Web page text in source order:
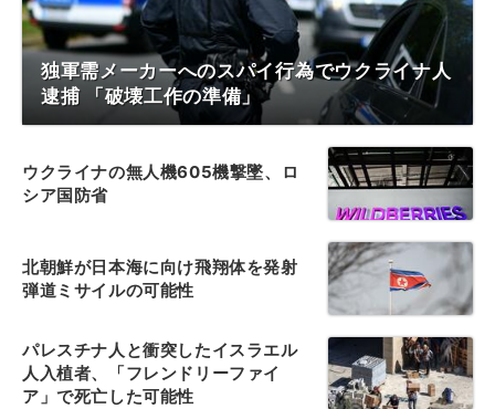
独軍需メーカーへのスパイ行為でウクライナ人
逮捕 「破壊工作の準備」
ウクライナの無人機605機撃墜、ロ
シア国防省
北朝鮮が日本海に向け飛翔体を発射
弾道ミサイルの可能性
パレスチナ人と衝突したイスラエル
人入植者、「フレンドリーファイ
ア」で死亡した可能性